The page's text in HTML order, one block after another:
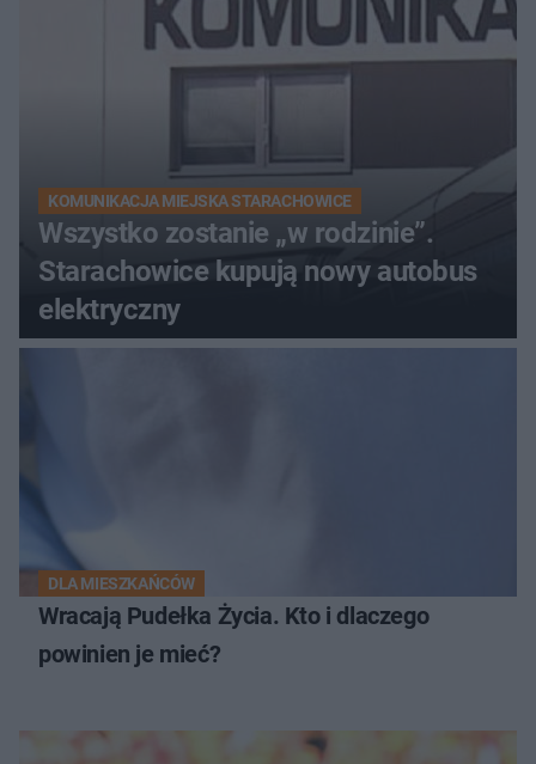
KOMUNIKACJA MIEJSKA STARACHOWICE
Wszystko zostanie „w rodzinie”.
Starachowice kupują nowy autobus
elektryczny
DLA MIESZKAŃCÓW
Wracają Pudełka Życia. Kto i dlaczego
powinien je mieć?